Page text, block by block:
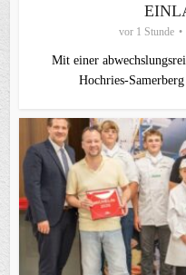
vor 1 Stunde
Mit einer
Hochries-